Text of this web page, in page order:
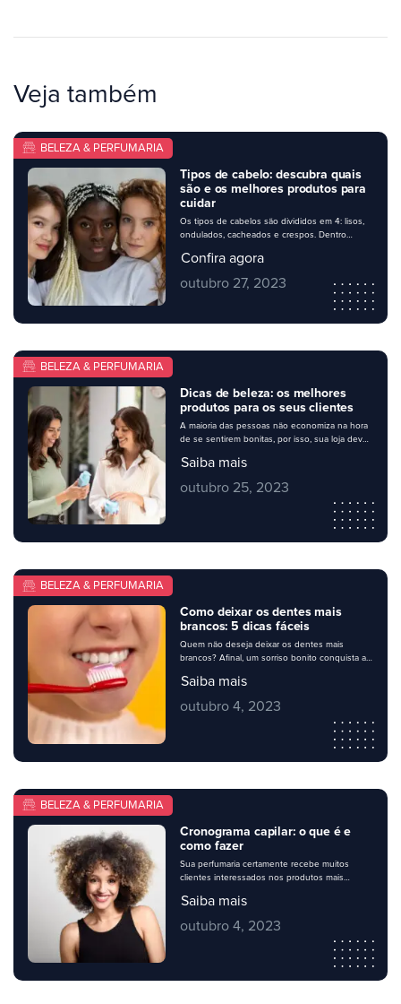
Veja também
Tipos de cabelo: descubra quais
são e os melhores produtos para
cuidar
Os tipos de cabelos são divididos em 4: lisos,
ondulados, cacheados e crespos. Dentro
cada. Toda essa divisão ajuda na hora de cada
dos seus fios, escolhendo os melhores
produtos e rotinas de tratamento. Na sua
Confira agora
outubro 27, 2023
BELEZA & PERFUMARIA
Dicas de beleza: os melhores
produtos para os seus clientes
A maioria das pessoas não economiza na hora
de se sentirem bonitas, por isso, sua loja deve
– e, de quebra, combiná-los com dicas de
para abastecer seu estoque, você sente
dúvidas sobre o que escolher para o […]
Saiba mais
outubro 25, 2023
BELEZA & PERFUMARIA
Como deixar os dentes mais
brancos: 5 dicas fáceis
Quem não deseja deixar os dentes mais
brancos? Afinal, um sorriso bonito conquista a
muitas pessoas se sentem inseguras ao
ou manchados. Existem vários procedimentos
e tratamentos para resolver o problema, mas
algumas dicas simples podem ajudar a deixar
Saiba mais
outubro 4, 2023
BELEZA & PERFUMARIA
Cronograma capilar: o que é e
como fazer
Sua perfumaria certamente recebe muitos
clientes interessados nos produtos mais
eles, muitos podem chegar com essa dúvida: o
conhecimento do assunto e saber auxiliar seus
clientes fará toda a diferença para o seu
negócio. Além de demonstrar que você e sua
Saiba mais
outubro 4, 2023
BELEZA & PERFUMARIA